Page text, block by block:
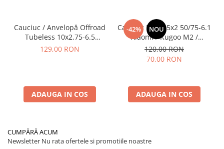
Cauciuc / Anvelopă Offroad
Tubeless 10x2.75-6.5
KuKirin G2/G2 Master 2025
129,00 RON
ADAUGA IN COS
-42% NOU
Cauciuc Plin 8.5x2 50/75-6.1
Xiaomi / Kugoo M2 /
Ducati/Evergreen/Motus/
120,00 RON
70,00 RON
ADAUGA IN COS
CUMPĂRĂ ACUM
Newsletter Nu rata ofertele si promotiile noastre